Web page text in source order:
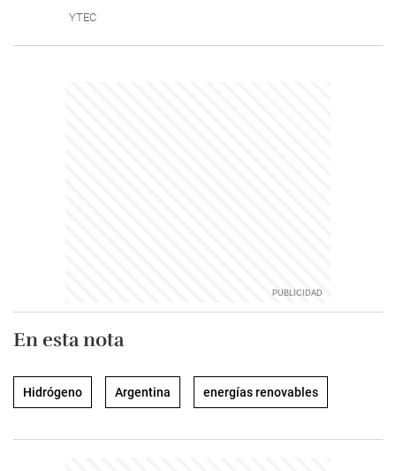
YTEC
En esta nota
Hidrógeno Argentina energías renovables